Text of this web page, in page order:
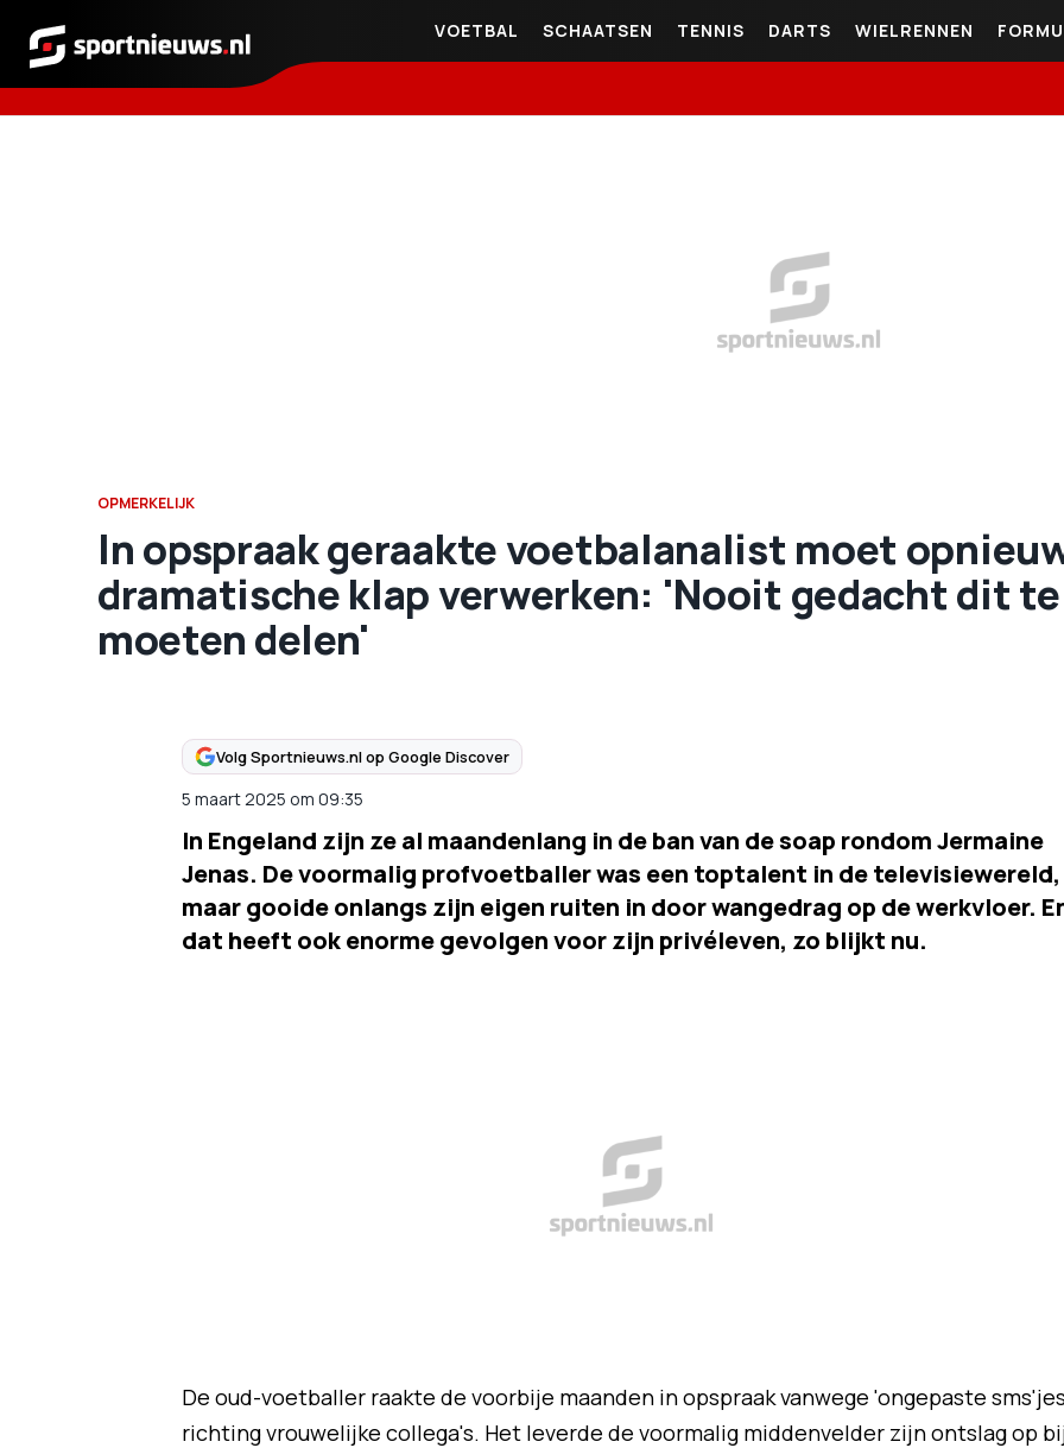
Sportnieuws.nl
VOETBAL SCHAATSEN TENNIS DARTS WIELRENNEN
OPMERKELIJK
In opspraak geraakte voetbalanalist moet
dramatische klap verwerken: 'Nooit gedacht dit te
moeten delen'
Volg Sportnieuws.nl op Google Discover
5 maart 2025 om 09:35
In Engeland zijn ze al maandenlang in de ban van de soap rondom Jermaine
Jenas. De voormalig profvoetballer was een toptalent in de televisiewereld,
maar gooide onlangs zijn eigen ruiten in door wangedrag op de werkvloer.
dat heeft ook enorme gevolgen voor zijn privéleven, zo blijkt nu.
De oud-voetballer raakte de voorbije maanden in opspraak vanwege 'ongepaste
richting vrouwelijke collega's. Het leverde de voormalig middenvelder zijn ontslag op